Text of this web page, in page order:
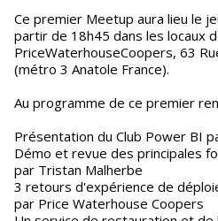
Ce premier Meetup aura lieu le
partir de 18h45 dans les locaux
PriceWaterhouseCoopers, 63
(métro 3 Anatole France).
Au programme de ce premier
Présentation du Club Power BI
Démo et revue des principales
par Tristan Malherbe
3 retours d'expérience de
par Price Waterhouse Coopers